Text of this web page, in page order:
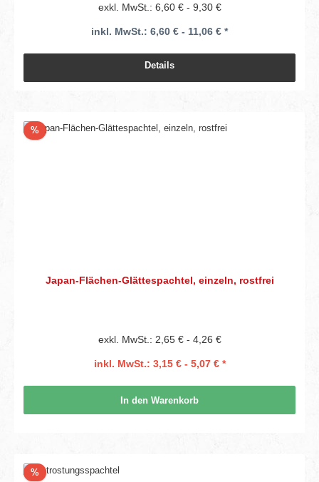
exkl. MwSt.: 6,60 € - 9,30 €
inkl. MwSt.: 6,60 € - 11,06 € *
Details
%Rabatt
Japan-Flächen-Glättespachtel, einzeln, rostfrei
exkl. MwSt.: 2,65 € - 4,26 €
inkl. MwSt.: 3,15 € - 5,07 € *
In den Warenkorb
%Rabatt